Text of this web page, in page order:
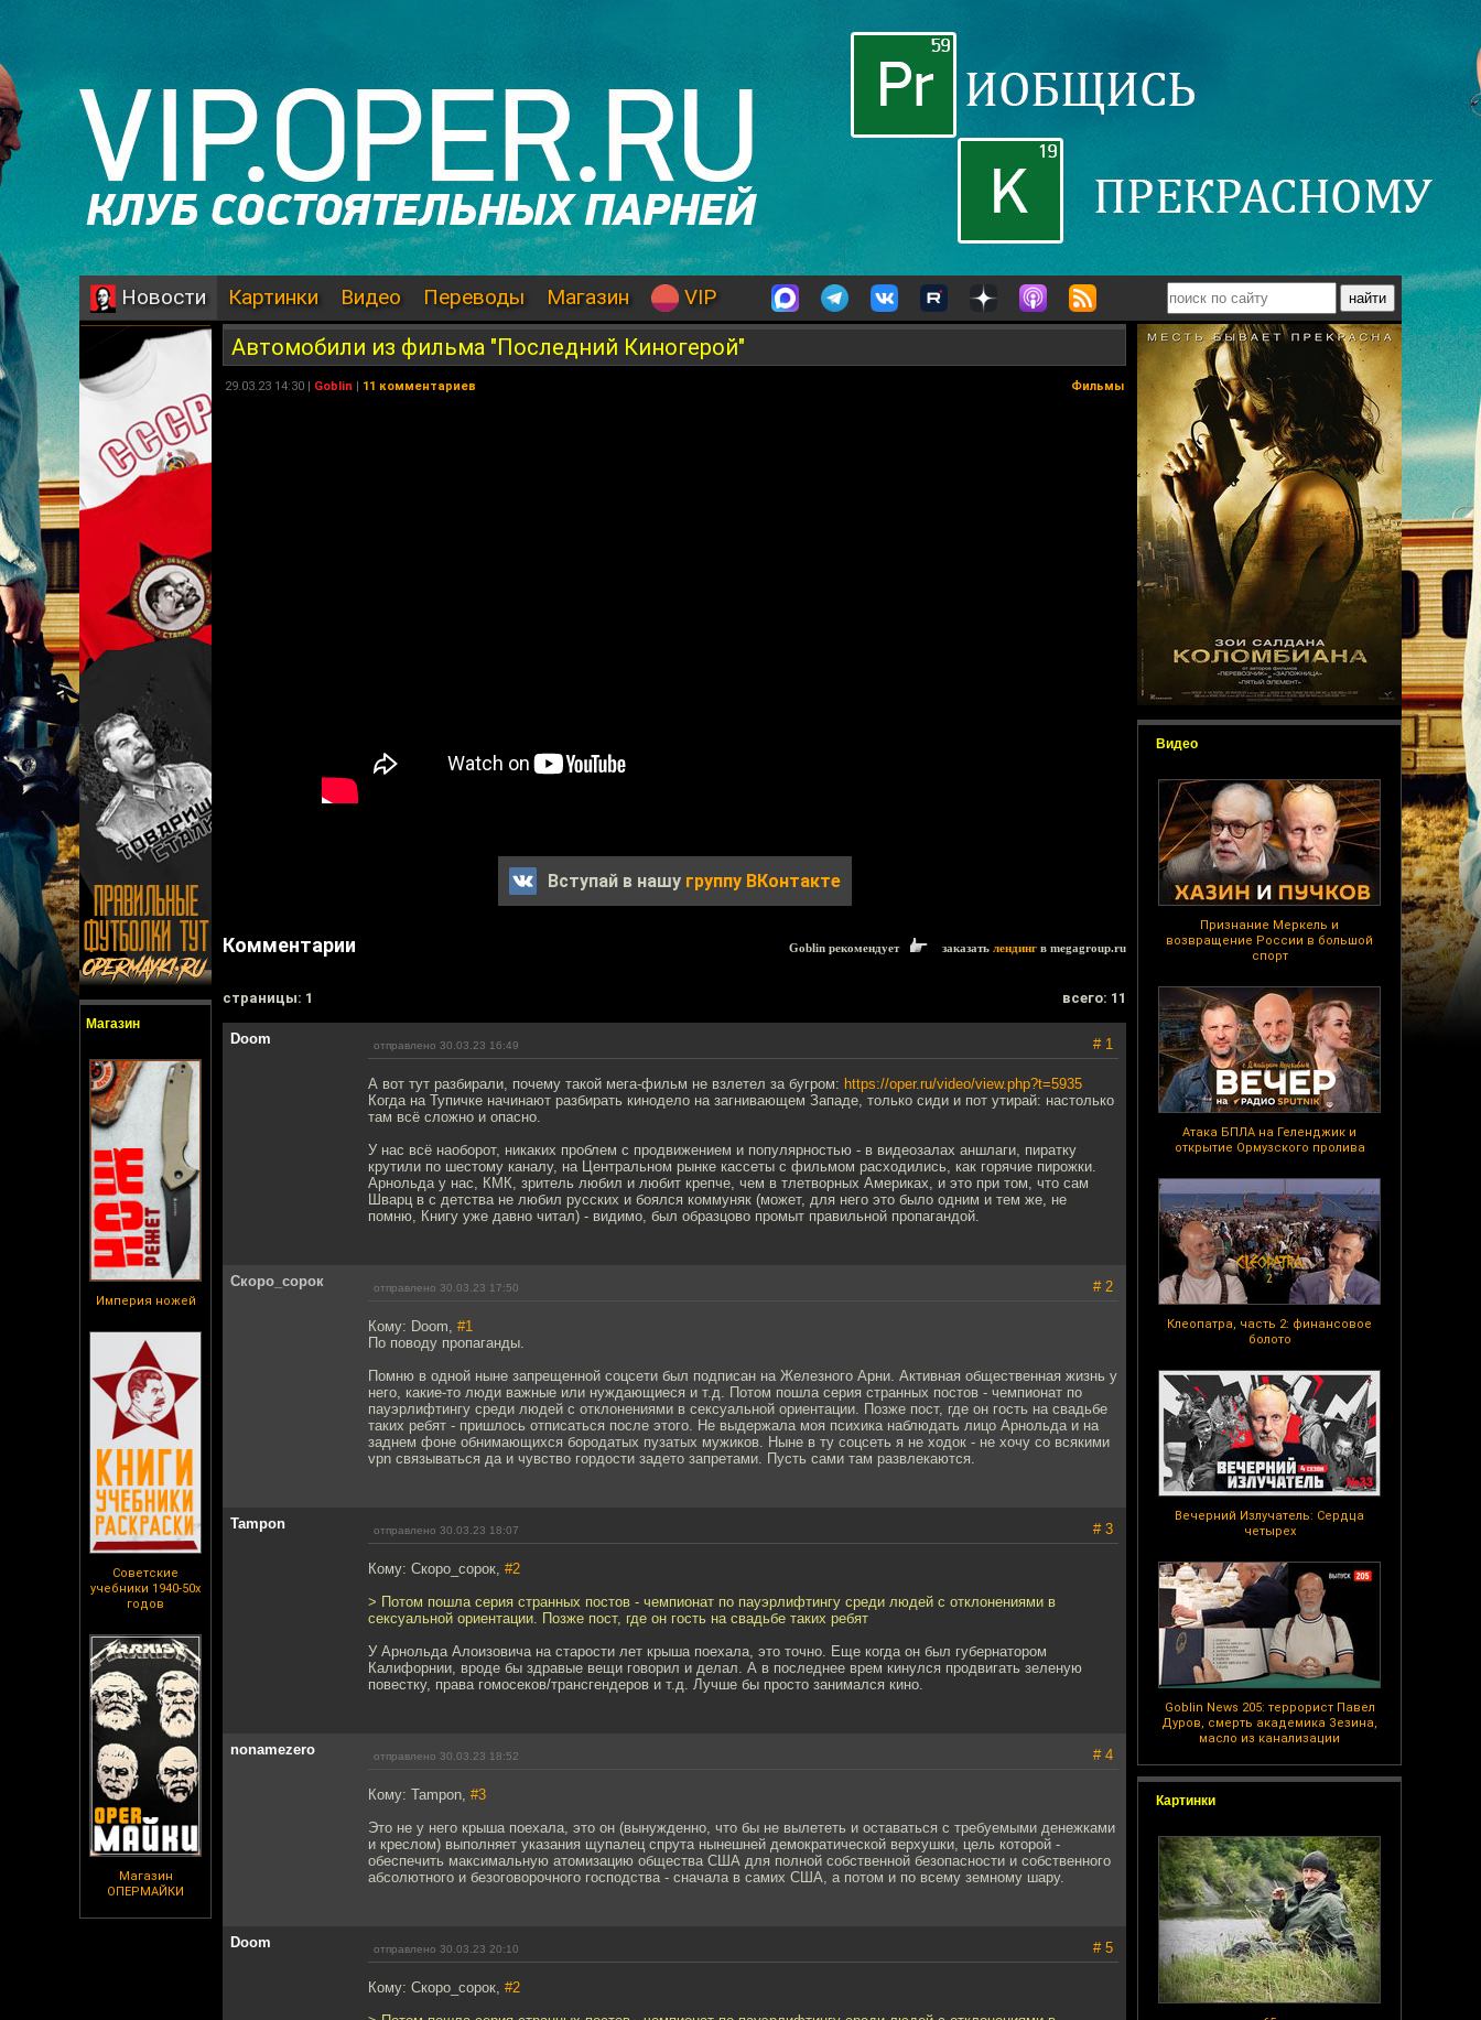
Новости Картинки Видео Переводы Магазин VIP
Магазин
Империя ножей
Советские
учебники 1940-50х
годов
Магазин
ОПЕРМАЙКИ
Видео
Признание Меркель и
возвращение России в большой
спорт
Атака БПЛА на Геленджик и
открытие Ормузского пролива
Клеопатра, часть 2: финансовое
болото
Вечерний Излучатель: Сердца
четырех
Goblin News 205: террорист Павел
Дуров, смерть академика Зезина,
масло из канализации
Картинки
Автомобили из фильма "Последний Киногерой"
29.03.23 14:30 | Goblin | 11 комментариев Фильмы
Вступай в нашу группу ВКонтакте
Комментарии Goblin рекомендует заказать лендинг в megagroup.ru
cтраницы: 1 всего: 11
Doom отправлено 30.03.23 16:49 # 1
А вот тут разбирали, почему такой мега-фильм не взлетел за бугром: https://oper.ru/video/view.php?t=5935
Когда на Тупичке начинают разбирать кинодело на загнивающем Западе, только сиди и пот утирай: настолько
там всё сложно и опасно.
У нас всё наоборот, никаких проблем с продвижением и популярностью - в видеозалах аншлаги, пиратку
крутили по шестому каналу, на Центральном рынке кассеты с фильмом расходились, как горячие пирожки.
Арнольда у нас, КМК, зритель любил и любит крепче, чем в тлетворных Америках, и это при том, что сам
Шварц в с детства не любил русских и боялся коммуняк (может, для него это было одним и тем же, не
помню, Книгу уже давно читал) - видимо, был образцово промыт правильной пропагандой.
Скоро_сорок отправлено 30.03.23 17:50 # 2
Кому: Doom, #1
По поводу пропаганды.
Помню в одной ныне запрещенной соцсети был подписан на Железного Арни. Активная общественная жизнь у
него, какие-то люди важные или нуждающиеся и т.д. Потом пошла серия странных постов - чемпионат по
пауэрлифтингу среди людей с отклонениями в сексуальной ориентации. Позже пост, где он гость на свадьбе
таких ребят - пришлось отписаться после этого. Не выдержала моя психика наблюдать лицо Арнольда и на
заднем фоне обнимающихся бородатых пузатых мужиков. Ныне в ту соцсеть я не ходок - не хочу со всякими
vpn связываться да и чувство гордости задето запретами. Пусть сами там развлекаются.
Tampon отправлено 30.03.23 18:07 # 3
Кому: Скоро_сорок, #2
> Потом пошла серия странных постов - чемпионат по пауэрлифтингу среди людей с отклонениями в
сексуальной ориентации. Позже пост, где он гость на свадьбе таких ребят
У Арнольда Алоизовича на старости лет крыша поехала, это точно. Еще когда он был губернатором
Калифорнии, вроде бы здравые вещи говорил и делал. А в последнее врем кинулся продвигать зеленую
повестку, права гомосеков/трансгендеров и т.д. Лучше бы просто занимался кино.
nonamezero отправлено 30.03.23 18:52 # 4
Кому: Tampon, #3
Это не у него крыша поехала, это он (вынужденно, что бы не вылететь и оставаться с требуемыми денежками
и креслом) выполняет указания щупалец спрута нынешней демократической верхушки, цель которой -
обеспечить максимальную атомизацию общества США для полной собственной безопасности и собственного
абсолютного и безоговорочного господства - сначала в самих США, а потом и по всему земному шару.
Doom отправлено 30.03.23 20:10 # 5
Кому: Скоро_сорок, #2